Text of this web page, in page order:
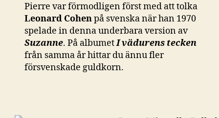
Pierre var förmodligen först med att tolka
Leonard Cohenpå svenska när han 1970
spelade in denna underbara version av
Suzanne. På albumetI vädurens tecken
från samma år hittar du ännu fler
försvenskade guldkorn.